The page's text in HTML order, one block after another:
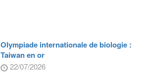
Olympiade internationale de biologie :
Taiwan en or
22/07/2026